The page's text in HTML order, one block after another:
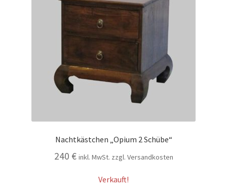
Nachtkästchen „Opium 2 Schübe“
240 € inkl. MwSt. zzgl. Versandkosten
Verkauft!